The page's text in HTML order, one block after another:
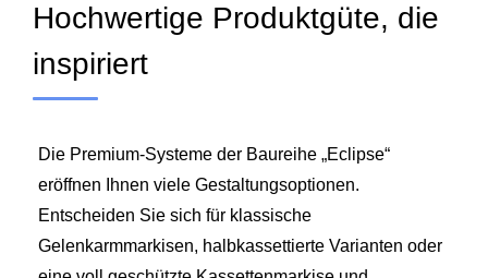
Hochwertige Produktgüte, die
inspiriert
Die Premium-Systeme der Baureihe „Eclipse“
eröffnen Ihnen viele Gestaltungsoptionen.
Entscheiden Sie sich für klassische
Gelenkarmmarkisen, halbkassettierte Varianten oder